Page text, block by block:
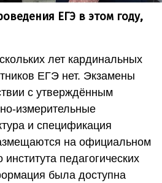
ЕГЭ в этом году,
лет кардинальных
ЕГЭ нет. Экзамены
с утверждённым
измерительные
и спецификация
на официальном
педагогических
была доступна